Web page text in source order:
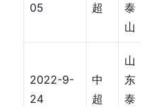
05
超
泰
山
2022-9-
24
中
超
山
东
泰